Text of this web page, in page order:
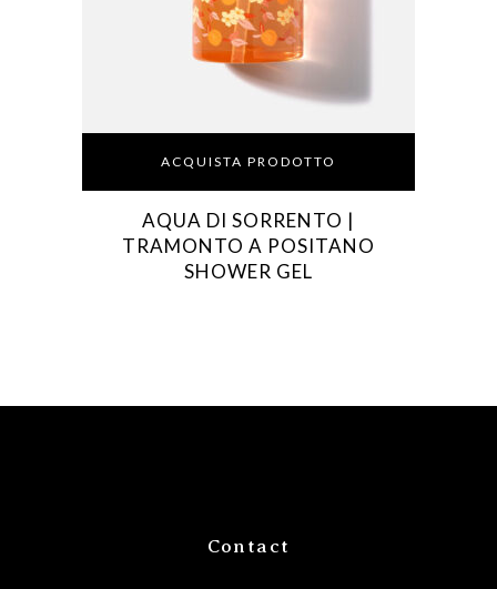
ACQUISTA PRODOTTO
AQUA DI SORRENTO |
TRAMONTO A POSITANO
SHOWER GEL
Contact